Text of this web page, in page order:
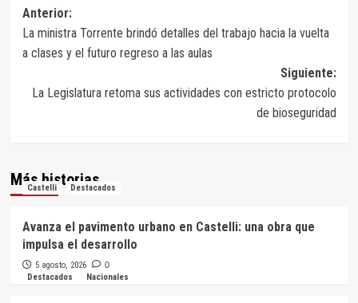
Navegación
de
entradas
Anterior:
La ministra Torrente brindó detalles del trabajo hacia la vuelta
a clases y el futuro regreso a las aulas
Siguiente:
La Legislatura retoma sus actividades con estricto protocolo
de bioseguridad
Más historias
Castelli Destacados
Avanza el pavimento urbano en Castelli: una obra que
impulsa el desarrollo
5 agosto, 2026 0
Destacados Nacionales